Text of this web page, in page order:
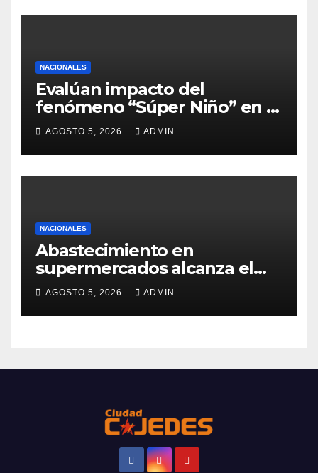
NACIONALES
Evalúan impacto del
fenómeno “Súper Niño” en el
sector agrícola
AGOSTO 5, 2026 ADMIN
NACIONALES
Abastecimiento en
supermercados alcanza el
98%
AGOSTO 5, 2026 ADMIN